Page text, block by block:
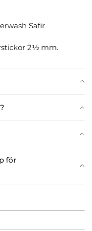
för
Safir
2½ mm.